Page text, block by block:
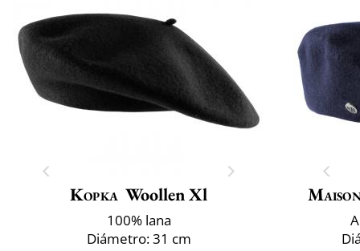
Kopka Woollen Xl
100% lana
Diámetro: 31 cm